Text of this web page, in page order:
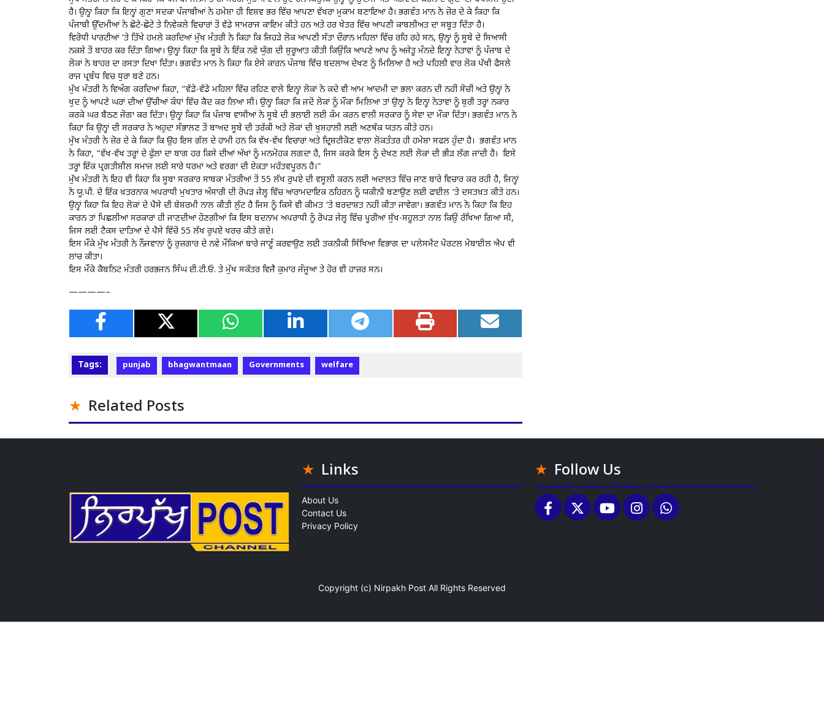
ਹੈ। ਉਨ੍ਹਾਂ ਕਿਹਾ ਕਿ ਇਨ੍ਹਾਂ ਗੁਣਾਂ ਸਦਕਾ ਪੰਜਾਬੀਆਂ ਨੇ ਹਮੇਸ਼ਾ ਹੀ ਵਿਸ਼ਵ ਭਰ ਵਿੱਚ ਆਪਣਾ ਵੱਖਰਾ ਮੁਕਾਮ ਬਣਾਇਆ ਹੈ। ਭਗਵੰਤ ਮਾਨ ਨੇ ਜ਼ੋਰ ਦੇ ਕੇ ਕਿਹਾ ਕਿ
ਪੰਜਾਬੀ ਉੱਦਮੀਆਂ ਨੇ ਛੋਟੇ-ਛੋਟੇ ਤੇ ਨਿਵੇਕਲੇ ਵਿਚਾਰਾਂ ਤੋਂ ਵੱਡੇ ਸਾਮਰਾਜ ਕਾਇਮ ਕੀਤੇ ਹਨ ਅਤੇ ਹਰ ਖੇਤਰ ਵਿੱਚ ਆਪਣੀ ਕਾਬਲੀਅਤ ਦਾ ਸਬੂਤ ਦਿੱਤਾ ਹੈ।
ਵਿਰੋਧੀ ਪਾਰਟੀਆਂ ‘ਤੇ ਤਿੱਖੇ ਹਮਲੇ ਕਰਦਿਆਂ ਮੁੱਖ ਮੰਤਰੀ ਨੇ ਕਿਹਾ ਕਿ ਜਿਹੜੇ ਲੋਕ ਆਪਣੀ ਸੱਤਾ ਦੌਰਾਨ ਮਹਿਲਾਂ ਵਿੱਚ ਰਹਿ ਰਹੇ ਸਨ, ਉਨ੍ਹਾਂ ਨੂੰ ਸੂਬੇ ਦੇ ਸਿਆਸੀ
ਨਕਸ਼ੇ ਤੋਂ ਬਾਹਰ ਕਰ ਦਿੱਤਾ ਗਿਆ। ਉਨ੍ਹਾਂ ਕਿਹਾ ਕਿ ਸੂਬੇ ਨੇ ਇੱਕ ਨਵੇਂ ਯੁੱਗ ਦੀ ਸ਼ੁਰੂਆਤ ਕੀਤੀ ਕਿਉਂਕਿ ਆਪਣੇ ਆਪ ਨੂੰ ਅਜੇਤੂ ਮੰਨਦੇ ਇਨ੍ਹਾਂ ਨੇਤਾਵਾਂ ਨੂੰ ਪੰਜਾਬ ਦੇ
ਲੋਕਾਂ ਨੇ ਬਾਹਰ ਦਾ ਰਸਤਾ ਦਿਖਾ ਦਿੱਤਾ। ਭਗਵੰਤ ਮਾਨ ਨੇ ਕਿਹਾ ਕਿ ਏਸੇ ਕਾਰਨ ਪੰਜਾਬ ਵਿੱਚ ਬਦਲਾਅ ਦੇਖਣ ਨੂੰ ਮਿਲਿਆ ਹੈ ਅਤੇ ਪਹਿਲੀ ਵਾਰ ਲੋਕ ਪੱਖੀ ਫੈਸਲੇ
ਰਾਜ ਪ੍ਰਬੰਧ ਵਿਚ ਧੁਰਾ ਬਣੇ ਹਨ।
ਮੁੱਖ ਮੰਤਰੀ ਨੇ ਵਿਅੰਗ ਕਰਦਿਆਂ ਕਿਹਾ, “ਵੱਡੇ-ਵੱਡੇ ਮਹਿਲਾਂ ਵਿੱਚ ਰਹਿਣ ਵਾਲੇ ਇਨ੍ਹਾਂ ਲੋਕਾਂ ਨੇ ਕਦੇ ਵੀ ਆਮ ਆਦਮੀ ਦਾ ਭਲਾ ਕਰਨ ਦੀ ਨਹੀਂ ਸੋਚੀਂ ਅਤੇ ਉਨ੍ਹਾਂ ਨੇ
ਖੁਦ ਨੂੰ ਆਪਣੇ ਘਰਾਂ ਦੀਆਂ ਉੱਚੀਆਂ ਕੰਧਾਂ ਵਿੱਚ ਕੈਦ ਕਰ ਲਿਆ ਸੀ। ਉਨ੍ਹਾਂ ਕਿਹਾ ਕਿ ਜਦੋਂ ਲੋਕਾਂ ਨੂੰ ਮੌਕਾ ਮਿਲਿਆ ਤਾਂ ਉਨ੍ਹਾਂ ਨੇ ਇਨ੍ਹਾਂ ਨੇਤਾਵਾਂ ਨੂੰ ਬੁਰੀ ਤਰ੍ਹਾਂ ਨਕਾਰ
ਕਰਕੇ ਘਰ ਬੈਠਣ ਜੋਗਾ ਕਰ ਦਿੱਤਾ। ਉਨ੍ਹਾਂ ਕਿਹਾ ਕਿ ਪੰਜਾਬ ਵਾਸੀਆਂ ਨੇ ਸੂਬੇ ਦੀ ਭਲਾਈ ਲਈ ਕੰਮ ਕਰਨ ਵਾਲੀ ਸਰਕਾਰ ਨੂੰ ਸੇਵਾ ਦਾ ਮੌਕਾ ਦਿੱਤਾ। ਭਗਵੰਤ ਮਾਨ ਨੇ
ਕਿਹਾ ਕਿ ਉਨ੍ਹਾਂ ਦੀ ਸਰਕਾਰ ਨੇ ਅਹੁਦਾ ਸੰਭਾਲਣ ਤੋਂ ਬਾਅਦ ਸੂਬੇ ਦੀ ਤਰੱਕੀ ਅਤੇ ਲੋਕਾਂ ਦੀ ਖੁਸ਼ਹਾਲੀ ਲਈ ਅਣਥੱਕ ਯਤਨ ਕੀਤੇ ਹਨ।
ਮੁੱਖ ਮੰਤਰੀ ਨੇ ਜ਼ੋਰ ਦੇ ਕੇ ਕਿਹਾ ਕਿ ਉਹ ਇਸ ਗੱਲ ਦੇ ਹਾਮੀ ਹਨ ਕਿ ਵੱਖ-ਵੱਖ ਵਿਚਾਰਾਂ ਅਤੇ ਦ੍ਰਿਸ਼ਟੀਕੋਣ ਵਾਲਾ ਲੋਕਤੰਤਰ ਹੀ ਹਮੇਸ਼ਾ ਸਫਲ ਹੁੰਦਾ ਹੈ। ਭਗਵੰਤ ਮਾਨ
ਨੇ ਕਿਹਾ, “ਵੱਖ-ਵੱਖ ਤਰ੍ਹਾਂ ਦੇ ਫੁੱਲਾਂ ਦਾ ਬਾਗ ਹਰ ਕਿਸੇ ਦੀਆਂ ਅੱਖਾਂ ਨੂੰ ਮਨਮੋਹਕ ਲਗਦਾ ਹੈ, ਜਿਸ ਕਰਕੇ ਇਸ ਨੂੰ ਦੇਖਣ ਲਈ ਲੋਕਾਂ ਦੀ ਭੀੜ ਲੱਗ ਜਾਂਦੀ ਹੈ। ਇਸੇ
ਤਰ੍ਹਾਂ ਇੱਕ ਪ੍ਰਗਤੀਸ਼ੀਲ ਸਮਾਜ ਲਈ ਸਾਰੇ ਧਰਮਾਂ ਅਤੇ ਵਰਗਾਂ ਦੀ ਏਕਤਾ ਮਹੱਤਵਪੂਰਨ ਹੈ।”
ਮੁੱਖ ਮੰਤਰੀ ਨੇ ਇਹ ਵੀ ਕਿਹਾ ਕਿ ਸੂਬਾ ਸਰਕਾਰ ਸਾਬਕਾ ਮੰਤਰੀਆਂ ਤੋਂ 55 ਲੱਖ ਰੁਪਏ ਦੀ ਵਸੂਲੀ ਕਰਨ ਲਈ ਅਦਾਲਤ ਵਿੱਚ ਜਾਣ ਬਾਰੇ ਵਿਚਾਰ ਕਰ ਰਹੀ ਹੈ, ਜਿਨ੍ਹਾਂ
ਨੇ ਯੂ.ਪੀ. ਦੇ ਇੱਕ ਖ਼ਤਰਨਾਕ ਅਪਰਾਧੀ ਮੁਖਤਾਰ ਅੰਸਾਰੀ ਦੀ ਰੋਪੜ ਜੇਲ੍ਹ ਵਿੱਚ ਆਰਾਮਦਾਇਕ ਠਹਿਰਨ ਨੂੰ ਯਕੀਨੀ ਬਣਾਉਣ ਲਈ ਫਾਈਲ ‘ਤੇ ਦਸਤਖ਼ਤ ਕੀਤੇ ਹਨ।
ਉਨ੍ਹਾਂ ਕਿਹਾ ਕਿ ਇਹ ਲੋਕਾਂ ਦੇ ਪੈਸੇ ਦੀ ਬੇਸ਼ਰਮੀ ਨਾਲ ਕੀਤੀ ਲੁੱਟ ਹੈ ਜਿਸ ਨੂੰ ਕਿਸੇ ਵੀ ਕੀਮਤ ‘ਤੇ ਬਰਦਾਸ਼ਤ ਨਹੀਂ ਕੀਤਾ ਜਾਵੇਗਾ। ਭਗਵੰਤ ਮਾਨ ਨੇ ਕਿਹਾ ਕਿ ਇਹ
ਕਾਰਨ ਤਾਂ ਪਿਛਲੀਆਂ ਸਰਕਾਰਾਂ ਹੀ ਜਾਣਦੀਆਂ ਹੋਣਗੀਆਂ ਕਿ ਇਸ ਬਦਨਾਮ ਅਪਰਾਧੀ ਨੂੰ ਰੋਪੜ ਜੇਲ੍ਹ ਵਿੱਚ ਪੂਰੀਆਂ ਸੁੱਖ-ਸਹੂਲਤਾਂ ਨਾਲ ਕਿਉਂ ਰੱਖਿਆ ਗਿਆ ਸੀ,
ਜਿਸ ਲਈ ਟੈਕਸ ਦਾਤਿਆਂ ਦੇ ਪੈਸੇ ਵਿੱਚੋਂ 55 ਲੱਖ ਰੁਪਏ ਖਰਚ ਕੀਤੇ ਗਏ।
ਇਸ ਮੌਕੇ ਮੁੱਖ ਮੰਤਰੀ ਨੇ ਨੌਜਵਾਨਾਂ ਨੂੰ ਰੁਜ਼ਗਾਰ ਦੇ ਨਵੇਂ ਮੌਕਿਆਂ ਬਾਰੇ ਜਾਣੂੰ ਕਰਵਾਉਣ ਲਈ ਤਕਨੀਕੀ ਸਿੱਖਿਆ ਵਿਭਾਗ ਦਾ ਪਲੇਸਮੈਂਟ ਪੋਰਟਲ ਮੋਬਾਈਲ ਐਪ ਵੀ
ਲਾਂਚ ਕੀਤਾ।
ਇਸ ਮੌਕੇ ਕੈਬਨਿਟ ਮੰਤਰੀ ਹਰਭਜਨ ਸਿੰਘ ਈ.ਟੀ.ਓ. ਤੇ ਮੁੱਖ ਸਕੱਤਰ ਵਿਜੈ ਕੁਮਾਰ ਜੰਜੂਆ ਤੇ ਹੋਰ ਵੀ ਹਾਜ਼ਰ ਸਨ।
————–
Tags: punjab bhagwantmaan Governments welfare
Related Posts
Links
About Us
Contact Us
Privacy Policy
Follow Us
Copyright (c) Nirpakh Post All Rights Reserved